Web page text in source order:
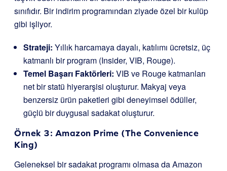
sınıfıdır. Bir indirim programından ziyade özel bir kulüp
gibi işliyor.
Strateji: Yıllık harcamaya dayalı, katılımı ücretsiz, üç
katmanlı bir program (Insider, VIB, Rouge).
Temel Başarı Faktörleri: VIB ve Rouge katmanları
net bir statü hiyerarşisi oluşturur. Makyaj veya
benzersiz ürün paketleri gibi deneyimsel ödüller,
güçlü bir duygusal sadakat oluşturur.
Örnek 3: Amazon Prime (The Convenience
King)
Geleneksel bir sadakat programı olmasa da Amazon